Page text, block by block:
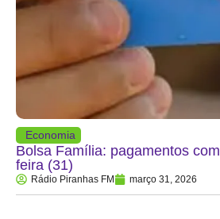
Economia
Bolsa Família: pagamentos
feira (31)
Rádio Piranhas FM março 31, 2026